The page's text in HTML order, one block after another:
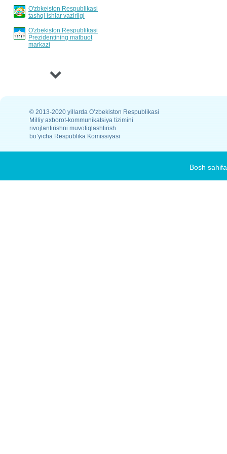
invertarizatsiyalash tartibi
O'zbkeiston Respublikasi
tashqi ishlar vazirligi
O'zbekiston Respublikasi
Prezidentining matbuot
markazi
›
© 2013-2020 yillarda O’zbekiston Respublikasi
Milliy axborot-kommunikatsiya tizimini
rivojlantirishni muvofiqlashtirish
bo’yicha Respublika Komissiyasi
Bosh sahifa